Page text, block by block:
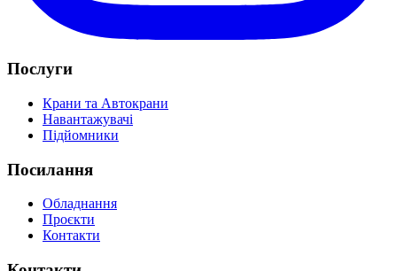
Послуги
Крани та Автокрани
Навантажувачі
Підйомники
Посилання
Обладнання
Проєкти
Контакти